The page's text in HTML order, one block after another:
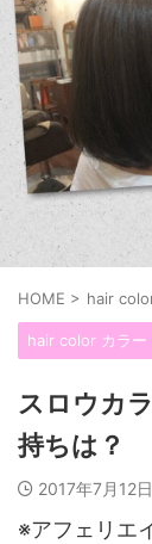
HOME > hair
hair color カラー
スロウカ
持ちは？
2017年7月12日
※アフェリエ